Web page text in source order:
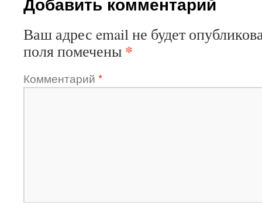
Ваш адрес email не будет
поля помечены *
Комментарий *